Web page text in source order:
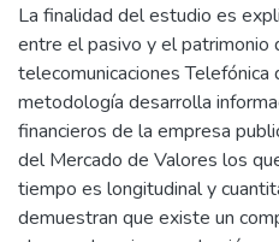
La finalidad del estudio es
entre el pasivo y el patrimonio
telecomunicaciones
metodología desarrolla
financieros de la empresa
del Mercado de Valores los
tiempo es longitudinal y
demuestran que existe un